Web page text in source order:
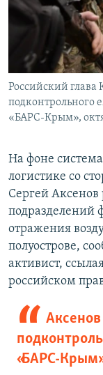
Российский
подконтрольного
«БАРС-Крым»,
На фоне
логистике со
Сергей Аксенов
отражения
полуострове,
активист,
российском
«БАРС-Крым»